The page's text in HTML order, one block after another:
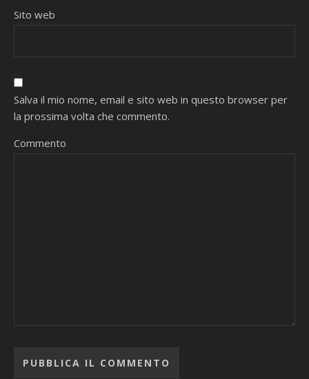
Sito web
Salva il mio nome, email e sito web in questo browser per
la prossima volta che commento.
Commento